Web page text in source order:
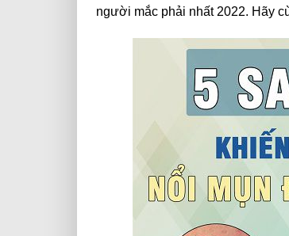
người mắc phải nhất 2022. Hãy